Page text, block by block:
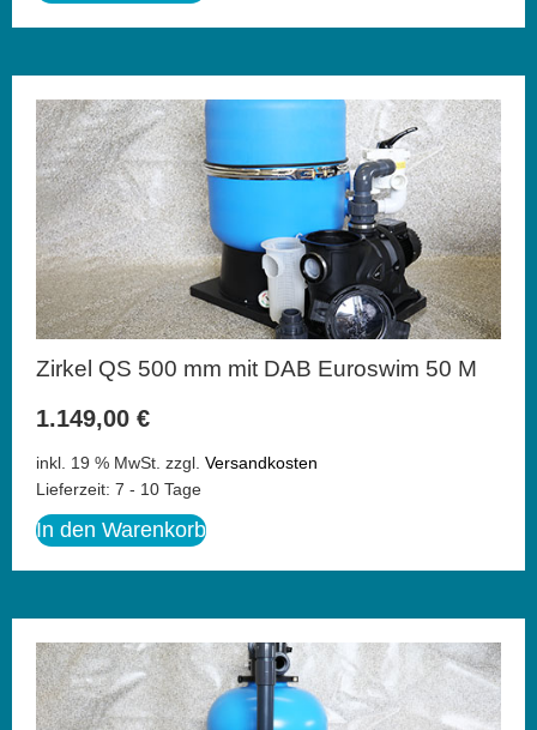
Zirkel QS 500 mm mit DAB Euroswim 50 M
1.149,00 €
inkl. 19 % MwSt. zzgl. Versandkosten
Lieferzeit: 7 - 10 Tage
In den Warenkorb